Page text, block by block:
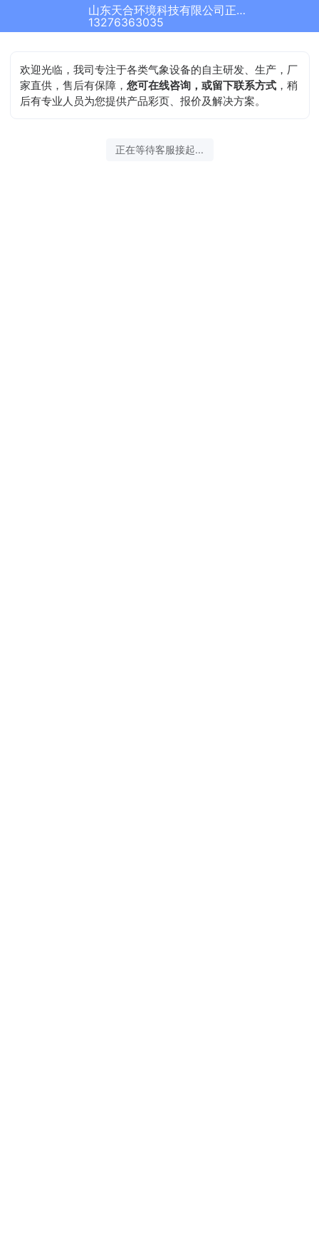
山东天合环境科技有限公司正在为您服务
13276363035
欢迎光临，我司专注于各类气象设备的自主研发、生产，厂
家直供，售后有保障，您可在线咨询，或留下联系方式 ，稍
后有专业人员为您提供产品彩页、报价及解决方案。
正在等待客服接起...